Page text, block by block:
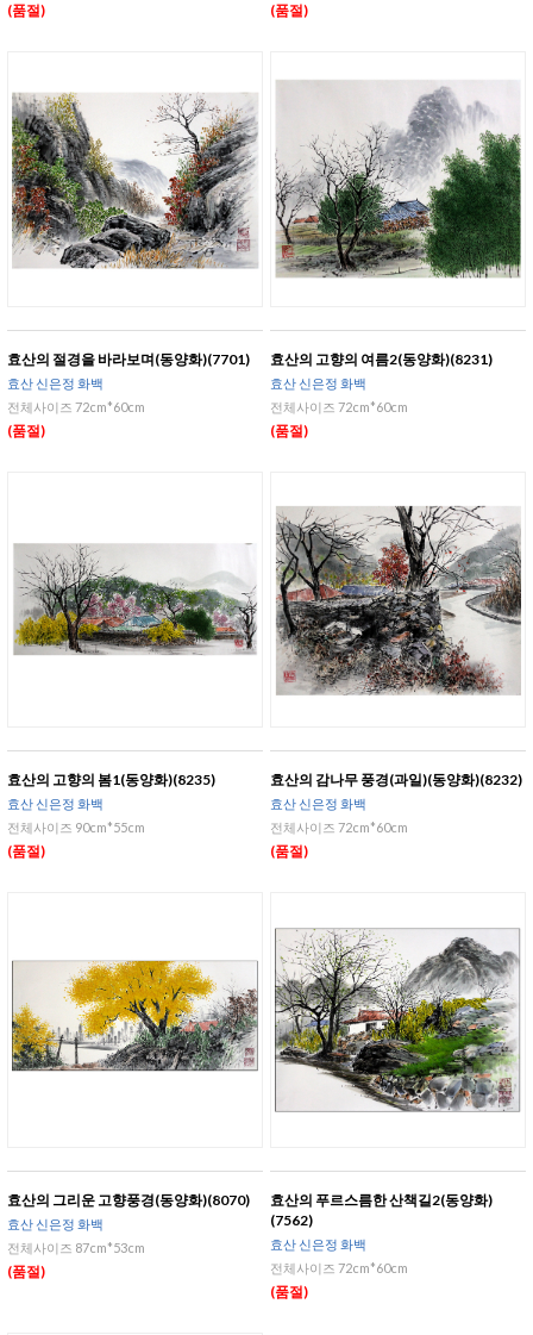
(품절) (품절)
효산의 절경을 바라보며(동양화)(7701)
효산 신은정 화백
전체사이즈 72cm*60cm
(품절)
효산의 고향의 여름2(동양화)(8231)
효산 신은정 화백
전체사이즈 72cm*60cm
(품절)
효산의 고향의 봄1(동양화)(8235)
효산 신은정 화백
전체사이즈 90cm*55cm
(품절)
효산의 감나무 풍경(과일)(동양화)(8232)
효산 신은정 화백
전체사이즈 72cm*60cm
(품절)
효산의 그리운 고향풍경(동양화)(8070)
효산 신은정 화백
전체사이즈 87cm*53cm
(품절)
효산의 푸르스름한 산책길2(동양화)
(7562)
효산 신은정 화백
전체사이즈 72cm*60cm
(품절)